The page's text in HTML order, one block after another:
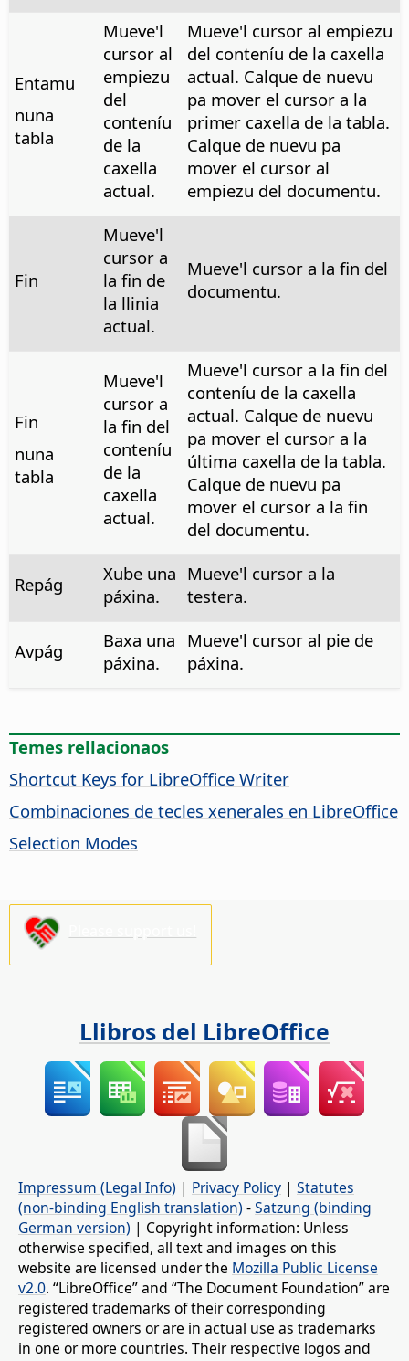
Entamu
nuna
tabla
Mueve'l
cursor al
empiezu
del
conteníu
de la
caxella
actual.
Mueve'l cursor al empiezu
del conteníu de la caxella
actual. Calque de nuevu
pa mover el cursor a la
primer caxella de la tabla.
Calque de nuevu pa
mover el cursor al
empiezu del documentu.
Fin
Mueve'l
cursor a
la fin de
la llinia
actual.
Mueve'l cursor a la fin del
documentu.
Fin
nuna
tabla
Mueve'l
cursor a
la fin del
conteníu
de la
caxella
actual.
Mueve'l cursor a la fin del
conteníu de la caxella
actual. Calque de nuevu
pa mover el cursor a la
última caxella de la tabla.
Calque de nuevu pa
mover el cursor a la fin
del documentu.
Repág
Xube una
páxina.
Mueve'l cursor a la
testera.
Avpág
Baxa una
páxina.
Mueve'l cursor al pie de
páxina.
Temes rellacionaos
Shortcut Keys for LibreOffice Writer
Combinaciones de tecles xenerales en LibreOffice
Selection Modes
Llibros del LibreOffice
Impressum (Legal Info) | Privacy Policy | Statutes
(non-binding English translation) -Satzung (binding
German version) | Copyright information: Unless
otherwise specified, all text and images on this
website are licensed under the Mozilla Public License
v2.0. “LibreOffice” and “The Document Foundation” are
registered trademarks of their corresponding
registered owners or are in actual use as trademarks
in one or more countries. Their respective logos and